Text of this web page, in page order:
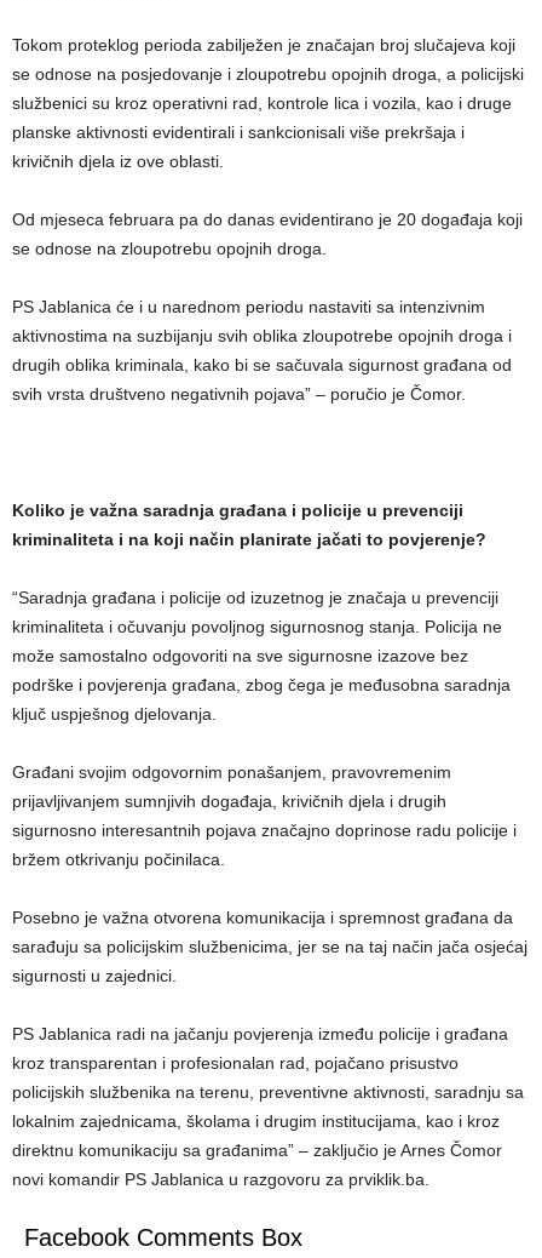
Tokom proteklog perioda zabilježen je značajan broj slučajeva koji
se odnose na posjedovanje i zloupotrebu opojnih droga, a policijski
službenici su kroz operativni rad, kontrole lica i vozila, kao i druge
planske aktivnosti evidentirali i sankcionisali više prekršaja i
krivičnih djela iz ove oblasti.
Od mjeseca februara pa do danas evidentirano je 20 događaja koji
se odnose na zloupotrebu opojnih droga.
PS Jablanica će i u narednom periodu nastaviti sa intenzivnim
aktivnostima na suzbijanju svih oblika zloupotrebe opojnih droga i
drugih oblika kriminala, kako bi se sačuvala sigurnost građana od
svih vrsta društveno negativnih pojava” – poručio je Čomor.
Koliko je važna saradnja građana i policije u prevenciji
kriminaliteta i na koji način planirate jačati to povjerenje?
“Saradnja građana i policije od izuzetnog je značaja u prevenciji
kriminaliteta i očuvanju povoljnog sigurnosnog stanja. Policija ne
može samostalno odgovoriti na sve sigurnosne izazove bez
podrške i povjerenja građana, zbog čega je međusobna saradnja
ključ uspješnog djelovanja.
Građani svojim odgovornim ponašanjem, pravovremenim
prijavljivanjem sumnjivih događaja, krivičnih djela i drugih
sigurnosno interesantnih pojava značajno doprinose radu policije i
bržem otkrivanju počinilaca.
Posebno je važna otvorena komunikacija i spremnost građana da
sarađuju sa policijskim službenicima, jer se na taj način jača osjećaj
sigurnosti u zajednici.
PS Jablanica radi na jačanju povjerenja između policije i građana
kroz transparentan i profesionalan rad, pojačano prisustvo
policijskih službenika na terenu, preventivne aktivnosti, saradnju sa
lokalnim zajednicama, školama i drugim institucijama, kao i kroz
direktnu komunikaciju sa građanima” – zaključio je Arnes Čomor
novi komandir PS Jablanica u razgovoru za prviklik.ba.
Facebook Comments Box